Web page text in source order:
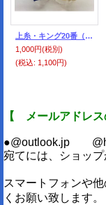
上糸・キング20番（1000Ｍ巻）
1,000円(税別)
(税込: 1,100円)
【 メールアドレ
●@outlook.jp
宛てには、ショップ
スマートフォンや
くお願い致します。